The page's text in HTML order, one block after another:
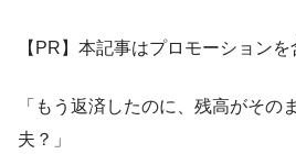
【PR】本記事はプロモーションを
「もう返済したのに、残高がそ
夫？」